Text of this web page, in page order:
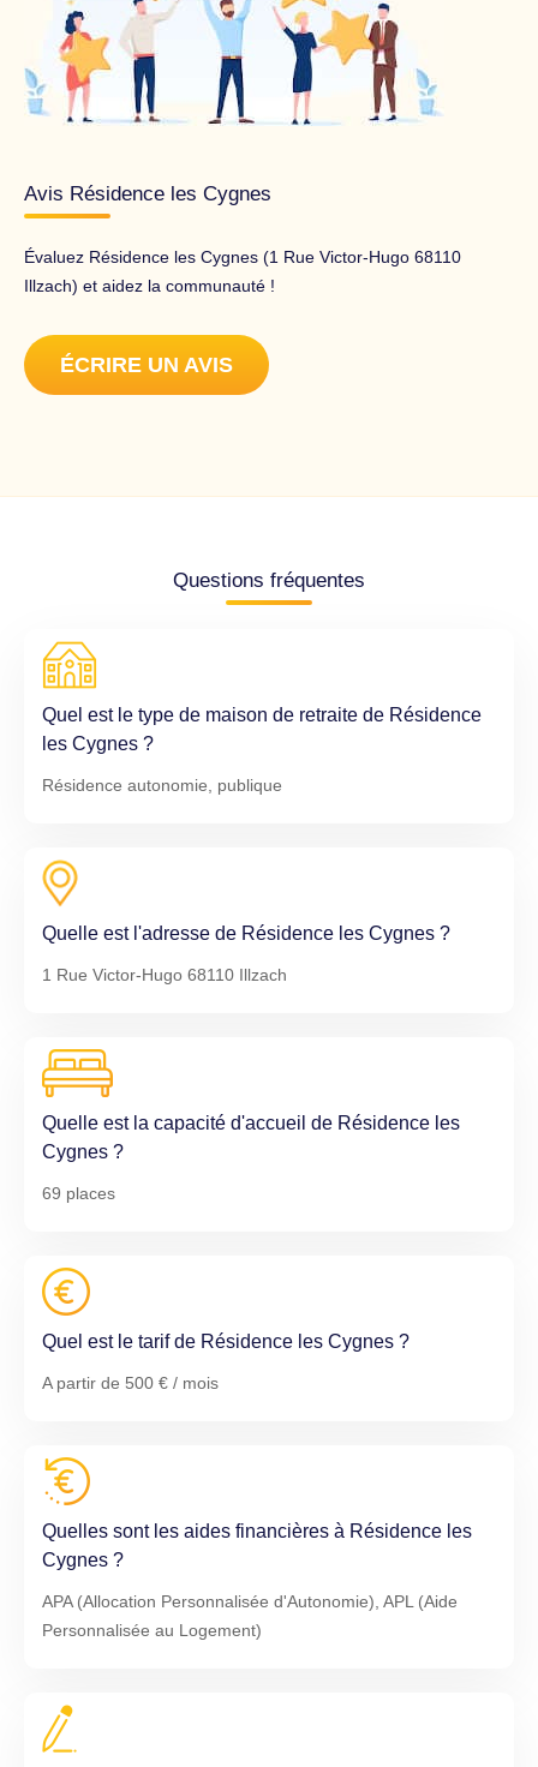
Avis Résidence les Cygnes
Évaluez Résidence les Cygnes (1 Rue Victor-Hugo 68110
Illzach) et aidez la communauté !
ÉCRIRE UN AVIS
Questions fréquentes
Quel est le type de maison de retraite de Résidence
les Cygnes ?
Résidence autonomie, publique
Quelle est l'adresse de Résidence les Cygnes ?
1 Rue Victor-Hugo 68110 Illzach
Quelle est la capacité d'accueil de Résidence les
Cygnes ?
69 places
Quel est le tarif de Résidence les Cygnes ?
A partir de 500 € / mois
Quelles sont les aides financières à Résidence les
Cygnes ?
APA (Allocation Personnalisée d'Autonomie), APL (Aide
Personnalisée au Logement)